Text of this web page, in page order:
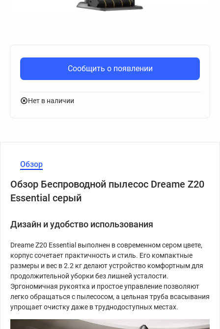
Сообщить о появлении
Нет в наличии
Обзор
Обзор Беспроводной пылесос Dreame Z20
Essential серый
Дизайн и удобство использования
Dreame Z20 Essential выполнен в современном сером цвете,
корпус сочетает практичность и стиль. Его компактные
размеры и вес в 2.2 кг делают устройство комфортным для
продолжительной уборки без лишней усталости.
Эргономичная рукоятка и простое управление позволяют
легко обращаться с пылесосом, а цельная труба всасывания
упрощает очистку даже в труднодоступных местах.